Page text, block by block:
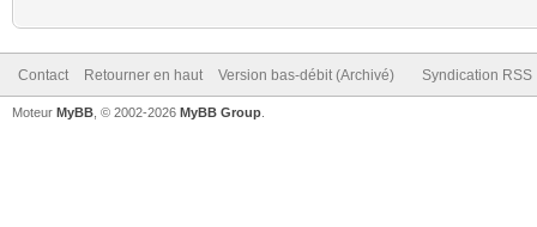
Contact Retourner en haut Version bas-débit (Archivé) Syndication RSS
Moteur MyBB , © 2002-2026 MyBB Group